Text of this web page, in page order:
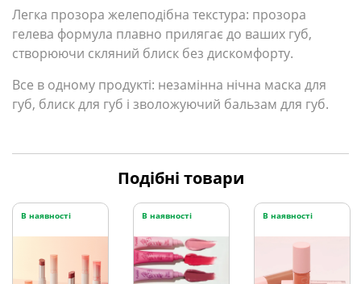
Легка прозора желеподібна текстура: прозора
гелева формула плавно прилягає до ваших губ,
створюючи скляний блиск без дискомфорту.
Все в одному продукті: незамінна нічна маска для
губ, блиск для губ і зволожуючий бальзам для губ.
Подібні товари
В наявності В наявності В наявності